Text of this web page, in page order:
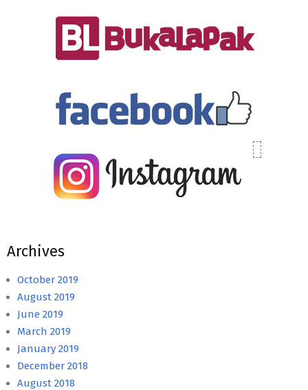
Archives
October 2019
August 2019
June 2019
March 2019
January 2019
December 2018
August 2018